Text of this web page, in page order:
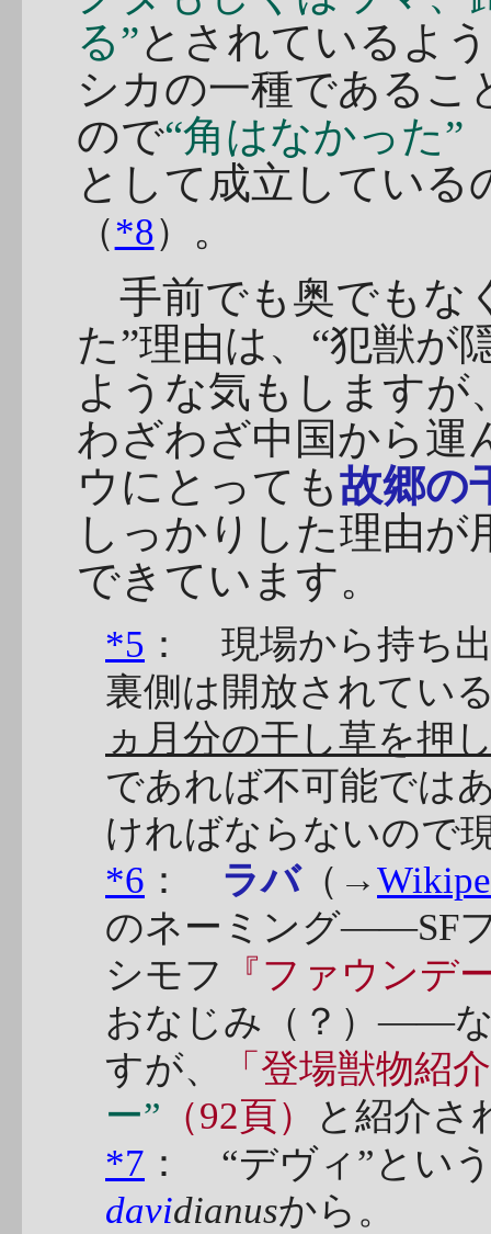
る”とされているよ
シカの一種であるこ
ので“角はなかった”
として成立してい
（*8）
。
手前でも奥でもな
た”理由は、“犯獣が
ような気もします
わざわざ中国から運
ウにとっても故郷の
しっかりした理由
できています。
*5 ： 現場から持ち
裏側は開放されてい
ヵ月分の干し草を押
であれば不可能では
ければならないので
*6 ： ラバ（→
のネーミング――SF
シモフ
『ファウンデ
おなじみ（？）――
すが、
「登場獣物紹
ー” （92頁）
と紹介さ
*7 ： “デヴィ”とい
davidianusから。